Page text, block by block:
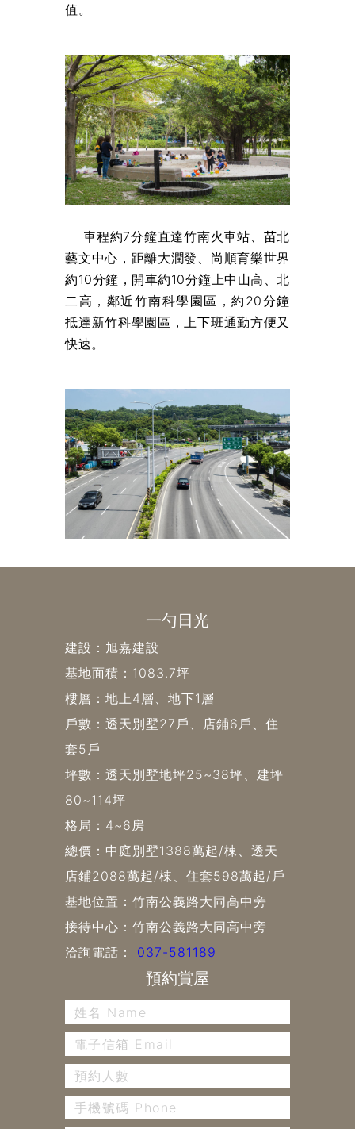
值。
車程約7分鐘直達竹南火車站、苗北
藝文中心，距離大潤發、尚順育樂世界
約10分鐘，開車約10分鐘上中山高、北
二高，鄰近竹南科學園區，約20分鐘
抵達新竹科學園區，上下班通勤方便又
快速。
一勺日光
建設：旭嘉建設
基地面積：1083.7坪
樓層：地上4層、地下1層
戶數：透天別墅27戶、店鋪6戶、住
套5戶
坪數：透天別墅地坪25~38坪、建坪
80~114坪
格局：4~6房
總價：中庭別墅1388萬起/棟、透天
店鋪2088萬起/棟、住套598萬起/戶
基地位置：竹南公義路大同高中旁
接待中心：竹南公義路大同高中旁
洽詢電話： 037-581189
預約賞屋